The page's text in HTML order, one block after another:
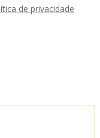
de privacidade